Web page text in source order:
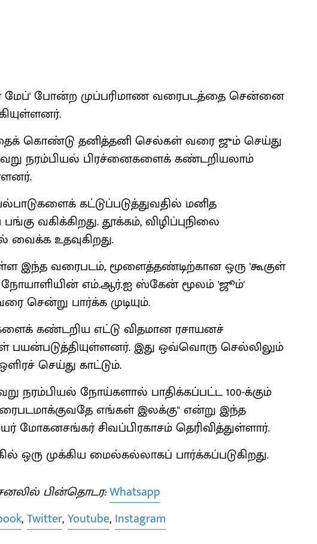
மேப்' போன்ற முப்பரிமாண வரைபடத்தை சென்னை
கொண்டு தனித்தனி செல்கள் வரை ஜும் செய்து
நரம்பியல் பிரச்னைகளைக் கண்டறியலாம்
கட்டுப்படுத்துவதில் மனித
வகிக்கிறது. தூக்கம், விழிப்புநிலை
உதவுகிறது.
இந்த வரைபடம், மூளைத்தண்டிற்கான ஒரு 'கூகுள்
நோயாளியின் எம்.ஆர்.ஐ ஸ்கேன் மூலம் 'ஜூம்'
சென்று பார்க்க முடியும்.
கண்டறிய எட்டு விதமான ரசாயனச்
இது ஒவ்வொரு செல்லிலும்
செய்து காட்டும்.
நரம்பியல் நோய்களால் பாதிக்கப்பட்ட 100-க்கும்
எங்கள் இலக்கு" என்று இந்த
மோகனசங்கர் சிவப்பிரகாசம் தெரிவித்துள்ளார்.
ஒரு முக்கிய மைல்கல்லாகப் பார்க்கப்படுகிறது.
பின்தொடர:Whatsapp
,Twitter,Youtube, Instagram